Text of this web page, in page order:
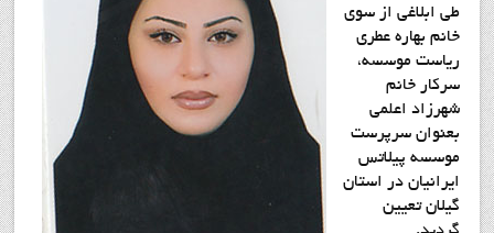
طي ابلاغي از سوي
خانم بهاره عطري
رياست موسسه،
سرکار خانم
شهرزاد اعلمي
بعنوان سرپرست
موسسه پيلاتس
ايرانيان در استان
گيلان تعيين